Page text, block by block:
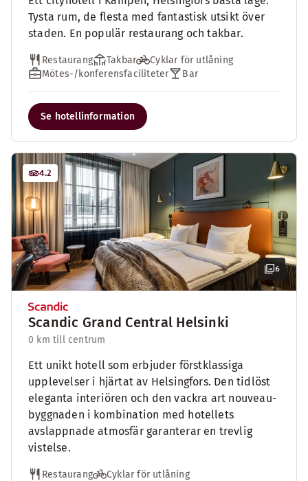
Tysta rum, de flesta med fantastisk utsikt över
staden. En populär restaurang och takbar.
Restaurang Takbar
Cyklar för utlåning
Mötes-/konferensfaciliteter
Bar
Se hotellinformation
6
4.2
Scandic Grand Central Helsinki
0 km till centrum
Ett unikt hotell som erbjuder förstklassiga
upplevelser i hjärtat av Helsingfors. Den tidlöst
eleganta interiören och den vackra art nouveau-
byggnaden i kombination med hotellets
avslappnade atmosfär garanterar en trevlig
vistelse.
Restaurang
Cyklar för utlåning